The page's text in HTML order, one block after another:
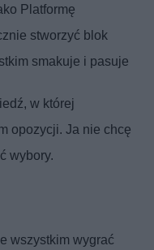
Platformę
stworzyć blok
smakuje i pasuje
w której
opozycji. Ja nie chcę
wybory.
wszystkim wygrać